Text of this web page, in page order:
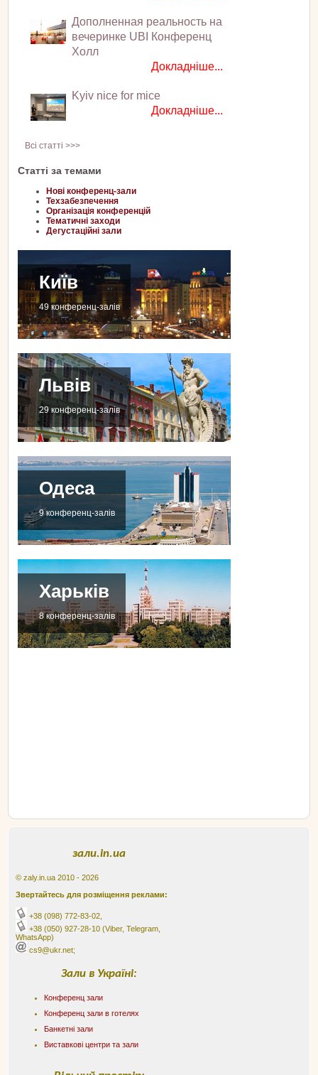
Дополненная реальность на
вечеринке UBI Конференц
Холл
Докладніше...
Kyiv nice for mice
Докладніше...
Всі статті >>>
Статті за темами
Нові конференц-зали
Техзабезпечення
Організація конференцій
Тематичні заходи
Дегустаційні зали
Київ
49 конференц-залів
Львів
29 конференц-залів
Одеса
9 конференц-залів
Харьків
8 конференц-залів
зали.in.ua
© zaly.in.ua 2010 - 2026
Звертайтесь для розміщення реклами:
+38 (098) 772-83-02
+38 (050) 927-28-10 (Viber, Telegram,
WhatsApp)
cs9@ukr.net;
Зали в Україні:
Конференц зали
Конференц зали в готелях
Банкетні зали
Виставкові центри та зали